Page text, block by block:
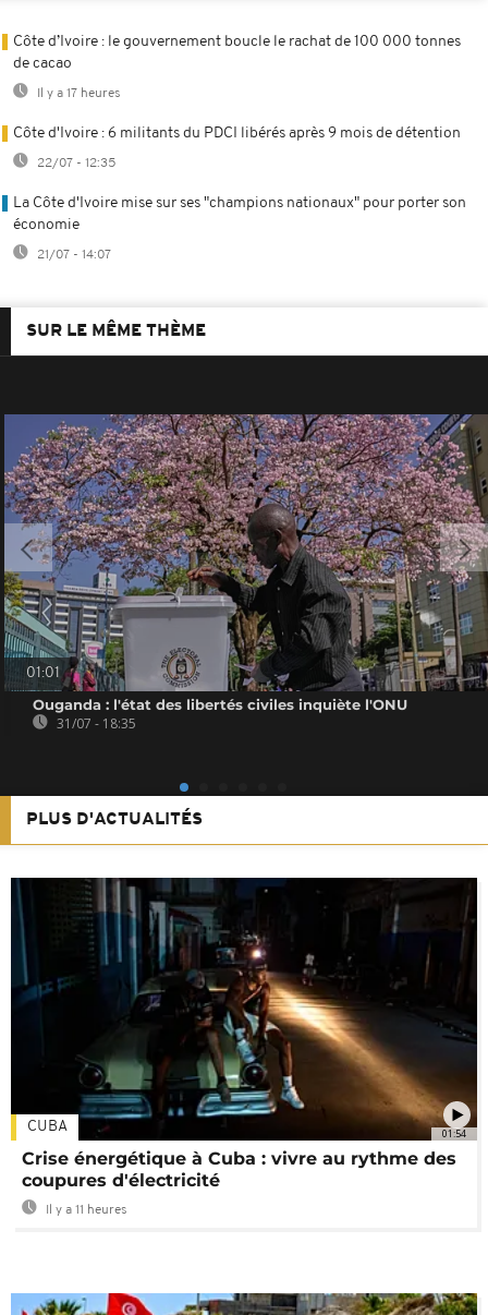
Côte d’Ivoire : le gouvernement boucle le rachat de 100 000 tonnes
de cacao
Il y a 17 heures
Côte d'Ivoire : 6 militants du PDCI libérés après 9 mois de détention
22/07 - 12:35
La Côte d'Ivoire mise sur ses "champions nationaux" pour porter son
économie
21/07 - 14:07
SUR LE MÊME THÈME
01:01
Ouganda : l'état des libertés civiles inquiète l'ONU
31/07 - 18:35
PLUS D'ACTUALITÉS
01:54
CUBA
Crise énergétique à Cuba : vivre au rythme des
coupures d'électricité
Il y a 11 heures